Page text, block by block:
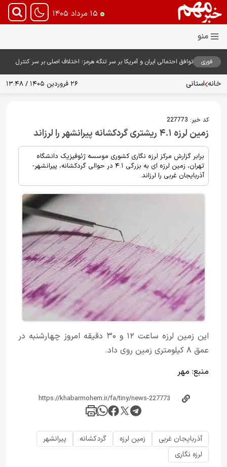
۱۵ مرداد ۱۴۰۵
فوری
توافق احتمالی ایران و آمریکا بر سر تنگه هرمز؛ اختلاف اصلی بر سر کنترل
خانه استانی ۲۶ فروردین ۱۴۰۵ / ۱۳:۴۸
کد خبر: 227773
زمین لرزه ۴.۱ ریشتری گردکشانه پیرانشهر را لرزاند
برابر گزارش مرکز لرزه نگاری کشوری موسسه ژئوفیزیک دانشگاه
تهران، زمین لرزه ای به بزرگی ۴.۱ در حوالی گردکشانه، پیرانشهر-
آذربایجان غربی را لرزاند.
این زمین لرزه ساعت ۱۲ و ۳۰ دقیقه امروز چهارشنبه در
عمق ۸ کیلومتری زمین روی داد.
منبع: مهر
آذربایجان غربی زمین لرزه گردکشانه
پیرانشهر
لرزه نگاری